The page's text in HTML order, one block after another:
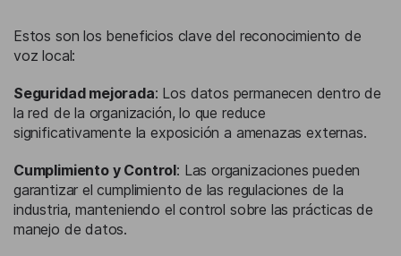
Estos son los beneficios clave del reconocimiento de
voz local:
Seguridad mejorada: Los datos permanecen dentro de
la red de la organización, lo que reduce
significativamente la exposición a amenazas externas.
Cumplimiento y Control: Las organizaciones pueden
garantizar el cumplimiento de las regulaciones de la
industria, manteniendo el control sobre las prácticas de
manejo de datos.